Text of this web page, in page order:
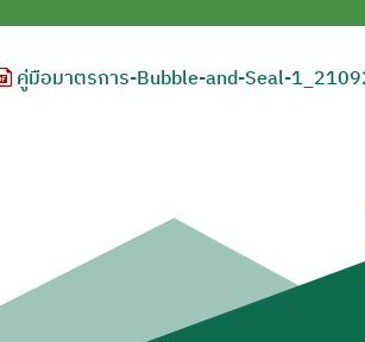
คู่มือมาตรการ-Bubble-and-Seal-